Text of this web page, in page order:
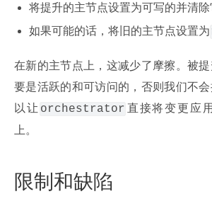
将提升的主节点设置为可写的并清
如果可能的话，将旧的主节点设置为
在新的主节点上，这减少了摩擦。被
要是活跃的和可访问的，否则我们不
以让 orchestrator 直接将变更应
上。
限制和缺陷